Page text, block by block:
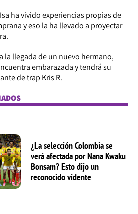
ha vivido experiencias propias de
y eso la ha llevado a proyectar
la llegada de un nuevo hermano,
embarazada y tendrá su
de trap Kris R.
¿La selección Colombia se
verá afectada por Nana Kwaku
Bonsam? Esto dijo un
reconocido vidente